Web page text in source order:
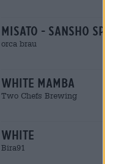
misato - sansho
orca brau
white mamba
Two Chefs Brewing
white
Bira91